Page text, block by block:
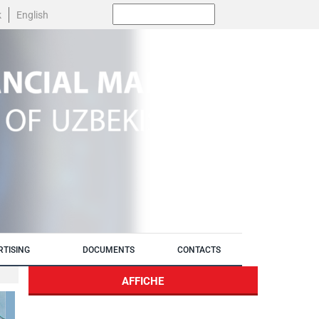
English
DOCUMENTS CONTACTS
AFFICHE